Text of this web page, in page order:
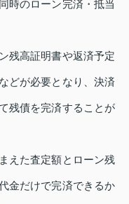
時のローン完済・抵当
残高証明書や返済予定
どが必要となり、決済
残債を完済することが
えた査定額とローン残
金だけで完済できるか